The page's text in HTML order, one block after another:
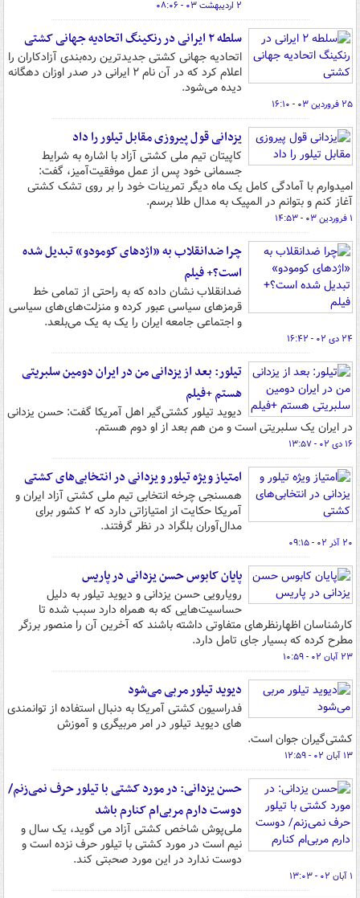
۲ اردیبهشت ۰۳ - ۰۸:۰۶
سلطه ۲ ایرانی در رنکینگ اتحادیه جهانی کشتی
اتحادیه جهانی کشتی جدیدترین رده‌بندی آزادکاران را
اعلام کرد که در آن نام ۲ ایرانی در صدر اوزان دهگانه
دیده می‌شود.
۲۵ فروردین ۰۳ - ۱۶:۱۰
یزدانی قول پیروزی مقابل تیلور را داد
کاپیتان تیم ملی کشتی آزاد با اشاره به شرایط
جسمانی خود پس از عمل موفقیت‌آمیز، گفت:
امیدوارم با آمادگی کامل یک ماه دیگر تمرینات خود را بر روی تشک کشتی
آغاز کنم و بتوانم در المپیک به مدال طلا برسم.
۱ فروردین ۰۳ - ۱۴:۵۳
چرا ضدانقلاب به «اژدهای کومودو» تبدیل شده
است؟+ فیلم
ضدانقلاب نشان داده که به راحتی از تمامی خط
قرمزهای سیاسی عبور کرده و منزلت‌های‌های سیاسی
و اجتماعی جامعه ایران را یک به یک می‌بلعد.
۲۴ دی ۰۲ - ۱۶:۴۲
تیلور: بعد از یزدانی من در ایران دومین سلبریتی
هستم +فیلم
دیوید تیلور کشتی‌گیر اهل آمریکا گفت: حسن یزدانی
در ایران یک سلبریتی است و من هم بعد از او دوم هستم.
۱۶ دی ۰۲ - ۱۳:۵۷
امتیاز ویژه تیلور و یزدانی در انتخابی‌های کشتی
همسنجی چرخه انتخابی تیم ملی کشتی آزاد ایران و
آمریکا حکایت از امتیازاتی دارد که ۲ کشور برای
مدال‌آوران بلگراد در نظر گرفتند.
۲۰ آذر ۰۲ - ۰۹:۱۵
پایان کابوس حسن یزدانی در پاریس
رویارویی حسن یزدانی و دیوید تیلور به دلیل
حساسیت‌هایی که به همراه دارد سبب شده تا
کارشناسان اظهارنظرهای متفاوتی داشته باشند که آخرین آن را منصور برزگر
مطرح کرده که بسیار جای تامل دارد.
۲۳ آبان ۰۲ - ۱۰:۵۹
دیوید تیلور مربی می‌شود
فدراسیون کشتی آمریکا به دنبال استفاده از توانمندی
های دیوید تیلور در امر مربیگری و آموزش
کشتی‌گیران جوان است.
۱۳ آبان ۰۲ - ۱۲:۵۹
حسن یزدانی: در مورد کشتی با تیلور حرف نمی‌زنم/
دوست دارم مربی‌ام کنارم باشد
ملی‌پوش شاخص کشتی آزاد می گوید، یک سال و
نیم است در مورد کشتی با تیلور حرف نزده است و
دوست ندارد در این مورد صحبتی کند.
۱ آبان ۰۲ - ۱۳:۰۳